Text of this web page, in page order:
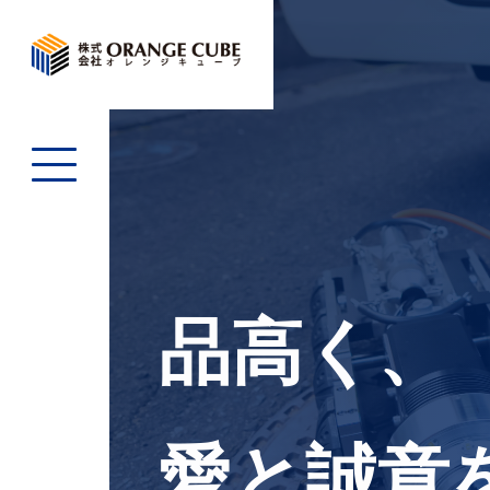
品高く、